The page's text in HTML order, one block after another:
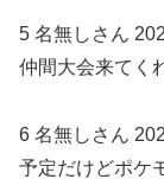
5 名無しさん
仲間大会来てく
6 名無しさん
予定だけどポケ